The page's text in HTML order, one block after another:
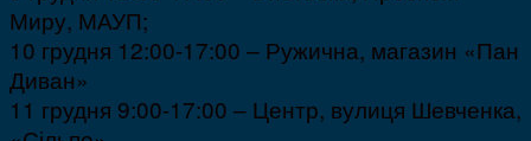
Миру, МАУП;
10 грудня 12:00-17:00 – Ружична, магазин «Пан
Диван»
11 грудня 9:00-17:00 – Центр, вулиця Шевченка,